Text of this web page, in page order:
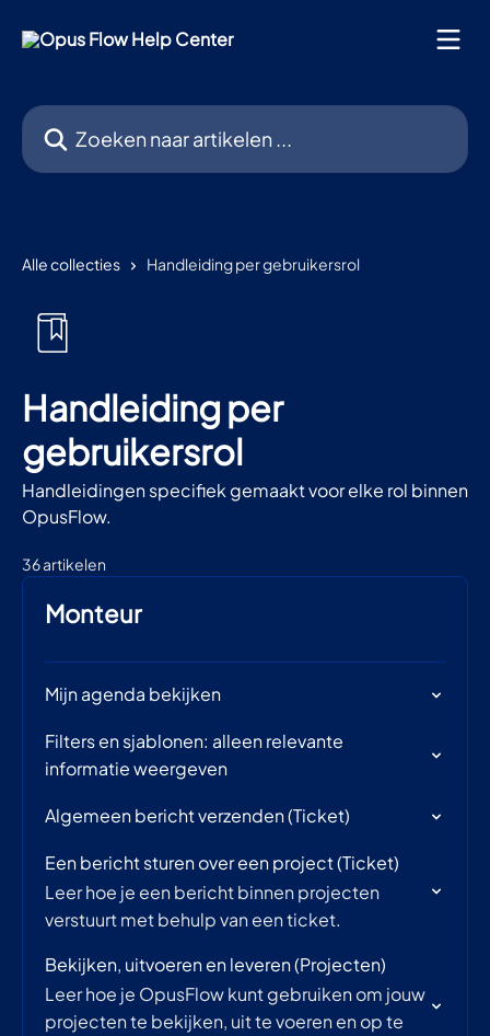
Zoeken naar artikelen ...
Alle collecties Handleiding per gebruikersrol
Handleiding per
gebruikersrol
Handleidingen specifiek gemaakt voor elke rol binnen
OpusFlow.
36 artikelen
Monteur
Mijn agenda bekijken
Filters en sjablonen: alleen relevante
informatie weergeven
Algemeen bericht verzenden (Ticket)
Een bericht sturen over een project (Ticket)
Leer hoe je een bericht binnen projecten
verstuurt met behulp van een ticket.
Bekijken, uitvoeren en leveren (Projecten)
Leer hoe je OpusFlow kunt gebruiken om jouw
projecten te bekijken, uit te voeren en op te